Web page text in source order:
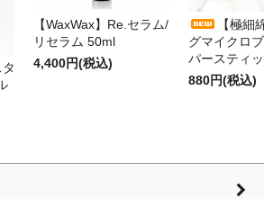
【WaxWax】Re.セラム/
リセラム 50ml
4,400円(税込)
【極細
グマイクロ
パースティ
880円(税込)